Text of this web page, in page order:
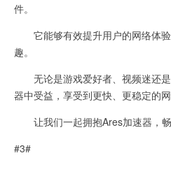
件。
它能够有效提升用户的网络体验
趣。
无论是游戏爱好者、视频迷还是
器中受益，享受到更快、更稳定的网
让我们一起拥抱Ares加速器，畅
#3#